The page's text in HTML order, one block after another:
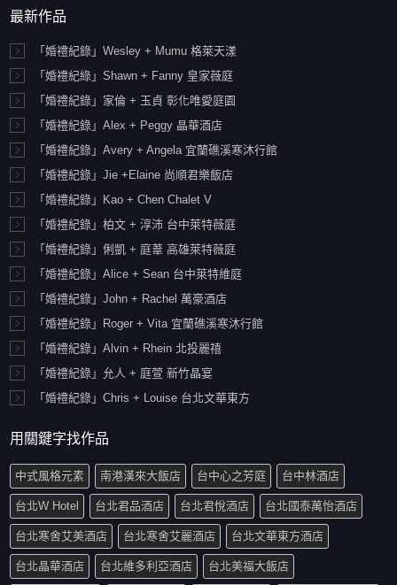
最新作品
「婚禮紀錄」Wesley + Mumu 格萊天漾
「婚禮紀綠」Shawn + Fanny 皇家薇庭
「婚禮紀錄」家倫 + 玉貞 彰化唯愛庭園
「婚禮紀錄」Alex + Peggy 晶華酒店
「婚禮紀錄」Avery + Angela 宜蘭礁溪寒沐行館
「婚禮紀錄」Jie +Elaine 尚順君樂飯店
「婚禮紀錄」Kao + Chen Chalet V
「婚禮紀錄」柏文 + 淳沛 台中萊特薇庭
「婚禮紀錄」俐凱 + 庭葦 高雄萊特薇庭
「婚禮紀錄」Alice + Sean 台中萊特維庭
「婚禮紀錄」John + Rachel 萬豪酒店
「婚禮紀錄」Roger + Vita 宜蘭礁溪寒沐行館
「婚禮紀錄」Alvin + Rhein 北投麗禧
「婚禮紀錄」允人 + 庭萱 新竹晶宴
「婚禮紀錄」Chris + Louise 台北文華東方
用關鍵字找作品
中式風格元素 南港漢來大飯店 台中心之芳庭 台中林酒店
台北W Hotel 台北君品酒店 台北君悅酒店 台北國泰萬怡酒店
台北寒舍艾美酒店 台北寒舍艾麗酒店 台北文華東方酒店
台北晶華酒店 台北維多利亞酒店 台北美福大飯店